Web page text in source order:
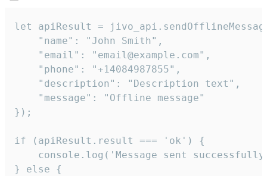
let apiResult =
    "name": "John Smith",
    "email": "email@example.com",
    "phone": "+14084987855",
    "description": "Description text",
    "message": "Offline message"
});
if (apiResult.result === 'ok') {
console.log('Message sent
} else {